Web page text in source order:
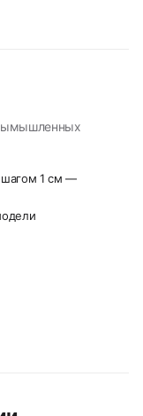
шагом 1 см —